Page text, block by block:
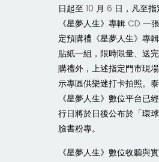
日起至10 月 6 日，凡至
《星夢人生》專輯CD 一
定預購禮《星夢人生》專
貼紙一組，限時限量、送
購禮外，上述指定門市現
示專區供樂迷打卡拍照。
《星夢人生》數位平台已
行日將於日後公布於「環
臉書粉專。
《星夢人生》數位收聽與